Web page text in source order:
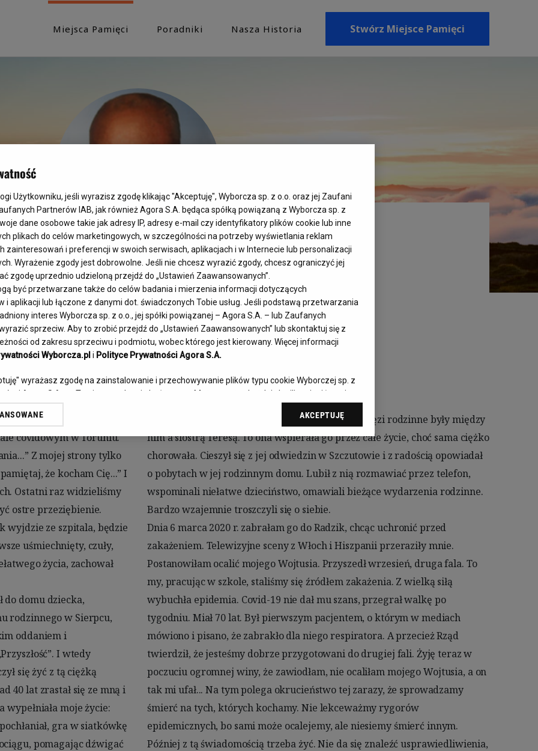
Miejsca Pamięci Poradniki Nasza Historia Stwórz Miejsce Pamięci
Grabowski
Ur.10.03.1950 Zm. 26.09.2020
środę 23 września,
covidowym w Toruniu.
Z mojej strony tylko
że kocham Cię...” I
Ostatni raz widzieliśmy
ostre przeziębienie.
wyjdzie ze szpitala, będzie
uśmiechnięty, czuły,
życia, zachował
do domu dziecka,
rodzinnego w Sierpcu,
oddaniem i
I wtedy
się żyć z tą ciężką
40 lat zrastał się ze mną i
wypełniała moje życie:
gra w siatkówkę
pomagając dźwigać
były między
życie, choć sama ciężko
i z radością opowiadał
rozmawiać przez telefon,
wydarzenia rodzinne.
się o siebie.
chcąc uchronić przed
przeraziły mnie.
wrzesień, druga fala. To
walkę po
o którym w mediach
przecież Rząd
fali. Żyję teraz w
mojego Wojtusia, a on
zarazy, że sprowadzamy
rygorów
niesiemy śmierć innym.
znaleźć usprawiedliwienia,
Użytkowniku, jeśli wyrazisz zgodę klikając "Akceptuję", Wyborcza sp. z o.o. oraz jej Zaufani
Partnerów IAB, jak również Agora S.A. będąca spółką powiązaną z Wyborcza sp. z
dane osobowe takie jak adresy IP, adresy e-mail czy identyfikatory plików cookie lub inne
plikach do celów marketingowych, w szczególności na potrzeby wyświetlania reklam
zainteresowań i preferencji w swoich serwisach, aplikacjach i w Internecie lub personalizacji
Wyrażenie zgody jest dobrowolne. Jeśli nie chcesz wyrazić zgody, chcesz ograniczyć jej
zgodę uprzednio udzieloną przejdź do „Ustawień Zaawansowanych”.
być przetwarzane także do celów badania i mierzenia informacji dotyczących
i aplikacji lub łączone z danymi dot. świadczonych Tobie usług. Jeśli podstawą przetwarzania
interes Wyborcza sp. z o.o., jej spółki powiązanej – Agora S.A. – lub Zaufanych
sprzeciw. Aby to zrobić przejdź do „Ustawień Zaawansowanych” lub skontaktuj się z
od zakresu sprzeciwu i podmiotu, wobec którego jest kierowany. Więcej informacji
Wyborcza.pl i Polityce Prywatności Agora S.A.
wyrażasz zgodę na zainstalowanie i przechowywanie plików typu cookie Wyborczej sp. z
i Agora S.A. na Twoim urządzeniu końcowym. Możesz też w każdej chwili zmienić swoje
ponownie wywołując narzędzie do zarządzania Twoimi preferencjami dot.
odnośnik „Ustawienia prywatności” w stopce serwisu i przechodząc do sekcji
i Agora S.A. możemy przetwarzać dane osobowe w następujących celach:Użycie
Aktywne skanowanie charakterystyki urządzenia do celów identyfikacji.
usług.Lista Zaufanych Partnerów
AKCEPTUJĘ